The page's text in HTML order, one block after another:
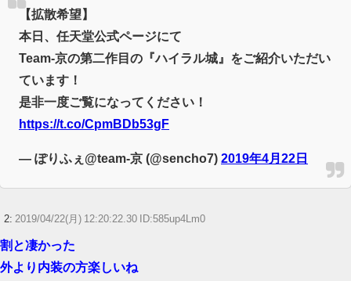
【拡散希望】
本日、任天堂公式ページにて
Team-京の第二作目の『ハイラル城』をご紹介いただい
ています！
是非一度ご覧になってください！
https://t.co/CpmBDb53gF
— ぽりふぇ@team-京 (@sencho7) 2019年4月22日
2: 2019/04/22(月) 12:20:22.30 ID:585up4Lm0
割と凄かった
外より内装の方楽しいね